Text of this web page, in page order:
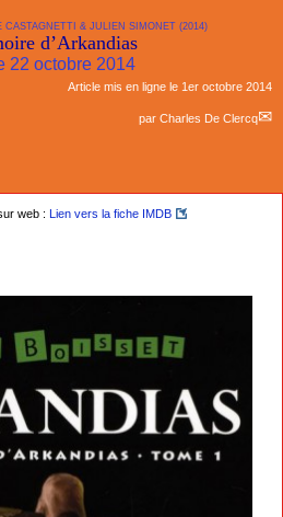
CASTAGNETTI & JULIEN SIMONET (2014)
d’Arkandias
22 octobre 2014
Article mis en ligne le 1er octobre 2014
par Charles De Clercq
web : Lien vers la fiche IMDB